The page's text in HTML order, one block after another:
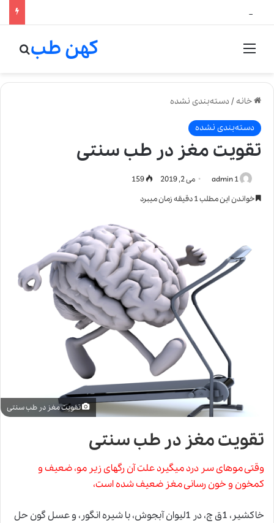
منو کهن طب
خانه/دسته‌بندی نشده
دسته‌بندی نشده
تقویت مغز در طب سنتی
admin 1 می 2, 2019
خواندن این مطلب 1 دقیقه زمان میبرد
تقویت مغز در طب سنتی
تقویت مغز در طب سنتی
وقتی موهای سر درد میگیرد علت آن رگهای زير مو، ضعیف و
کمخون و خون رسانی مغز ضعیف شده است،
خاکشير، 1ق چ، در 1ليوان آبجوش، با شیره انگور، و عسل گون حل